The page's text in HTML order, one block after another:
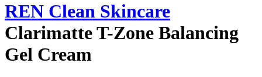
REN Clean Skincare
Clarimatte T-Zone Balancing
Gel Cream